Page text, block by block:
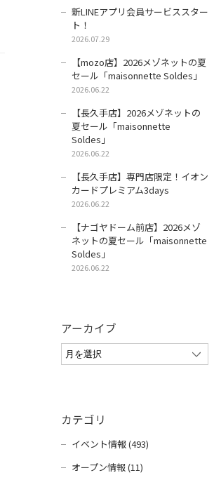
新LINEアプリ会員サービススター
ト！
2026.07.29
【mozo店】2026メゾネットの夏
セール「maisonnette Soldes」
2026.06.22
【長久手店】2026メゾネットの
夏セール「maisonnette
Soldes」
2026.06.22
【長久手店】専門店限定！イオン
カードプレミアム3days
2026.06.22
【ナゴヤドーム前店】2026メゾ
ネットの夏セール「maisonnette
Soldes」
2026.06.22
アーカイブ
カテゴリ
イベント情報 (493)
オープン情報 (11)